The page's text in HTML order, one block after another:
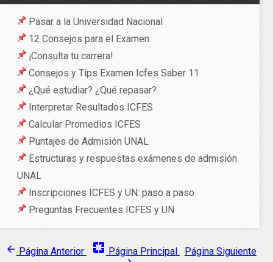
Pasar a la Universidad Nacional
12 Consejos para el Examen
¡Consulta tu carrera!
Consejos y Tips Examen Icfes Saber 11
¿Qué estudiar? ¿Qué repasar?
Interpretar Resultados ICFES
Calcular Promedios ICFES
Puntajes de Admisión UNAL
Estructuras y respuestas exámenes de admisión
UNAL
Inscripciones ICFES y UN: paso a paso
Preguntas Frecuentes ICFES y UN
arrow_back Página Anterior pages Página Principal Página Siguiente